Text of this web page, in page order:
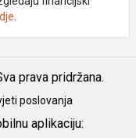
prava pridržana.
poslovanja
aplikaciju: